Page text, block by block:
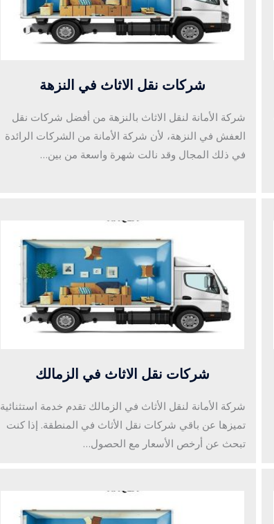
شركات نقل الاثاث في النزهة
شركة الأمانة لنقل الاثاث بالنزهة من أفضل شركات نقل
العفش في النزهة، لأن شركة الأمانة من الشركات الرائدة
في ذلك المجال وقد نالت شهرة واسعة من بين…
شركات نقل الاثاث في الزمالك
شركة الأمانة لنقل الأثاث في الزمالك تقدم خدمة استثنائية
تميزها عن باقي شركات نقل الأثاث في المنطقة. إذا كنت
تبحث عن أرخص الأسعار مع الحصول…